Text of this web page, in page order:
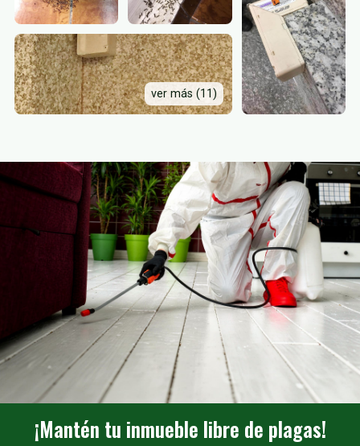
ver más (11)
¡Mantén tu inmueble libre de plagas!